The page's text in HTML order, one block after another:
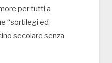
per tutti a
“sortilegi ed
secolare senza